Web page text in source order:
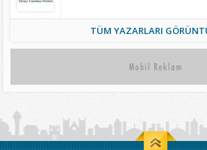
TÜM YAZARLARI